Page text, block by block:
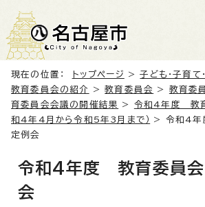
現在の位置： トップページ >子ども・子育て
教育委員会の紹介
>教育委員会 > 教育委
育委員会会議の開催結果
> 令和4年度 教
和4年4月から令和5年3月まで）
> 令和4年
定例会
令和4年度 教育委員会
会